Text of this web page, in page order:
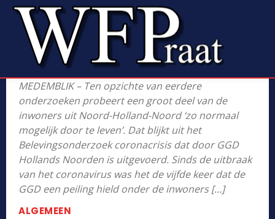
MEDEMBLIK – Ten opzichte van eerdere
onderzoeken probeert een groot deel van de
inwoners uit Noord-Holland-Noord ‘zo normaal
mogelijk door te leven’. Dat blijkt uit het
Belevingsonderzoek coronacrisis dat door GGD
Hollands Noorden is uitgevoerd. Sinds de uitbraak
van het coronavirus was het de vijfde keer dat de
GGD een peiling hield onder de inwoners […]
ALGEMEEN